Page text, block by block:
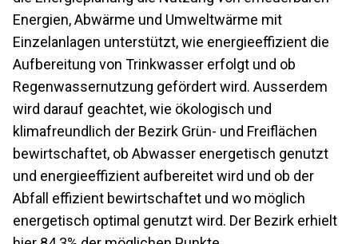
Energien, Abwärme und Umweltwärme mit
Einzelanlagen unterstützt, wie energieeffizient die
Aufbereitung von Trinkwasser erfolgt und ob
Regenwassernutzung gefördert wird. Ausserdem
wird darauf geachtet, wie ökologisch und
klimafreundlich der Bezirk Grün- und Freiflächen
bewirtschaftet, ob Abwasser energetisch genutzt
und energieeffizient aufbereitet wird und ob der
Abfall effizient bewirtschaftet und wo möglich
energetisch optimal genutzt wird. Der Bezirk erhielt